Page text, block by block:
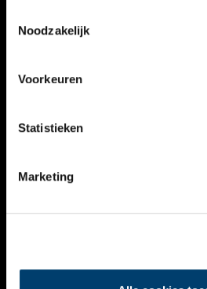
Noodzakelijk
Voorkeuren
Statistieken
Marketing
VERHALEN
KALENDER
THEMA’S
VIDEO’S
CONTACT